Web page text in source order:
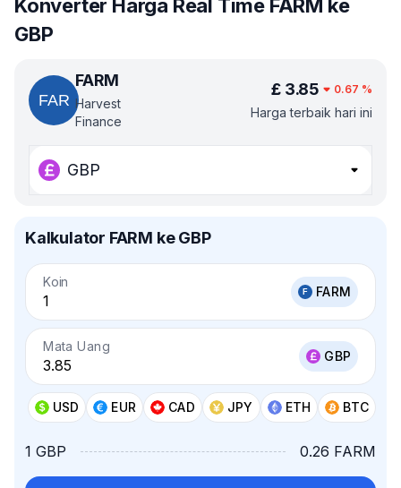
Konverter Harga Real Time FARM ke
GBP
FARM
Harvest
Finance
£ 3.85 0.67 %
Harga terbaik hari ini
GBP
Kalkulator FARM ke GBP
Koin
FARM
Mata Uang
GBP
USD EUR CAD JPY ETH BTC
1 GBP 0.26 FARM